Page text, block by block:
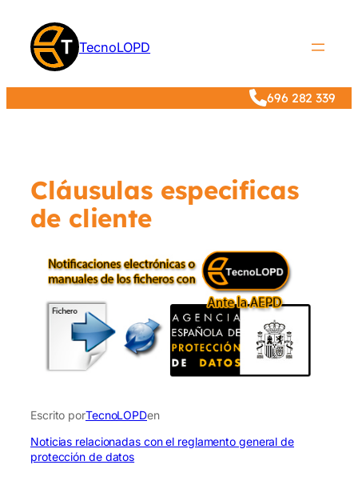
contenido
TecnoLOPD
696 282 339
Cláusulas especificas
de cliente
Escrito porTecnoLOPDen
Noticias relacionadas con el reglamento general de
protección de datos